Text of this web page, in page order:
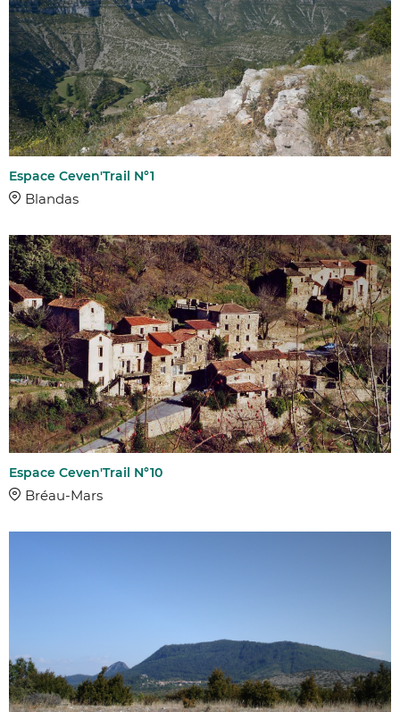
Espace Ceven'Trail N°1
Blandas
Espace Ceven'Trail N°10
Bréau-Mars